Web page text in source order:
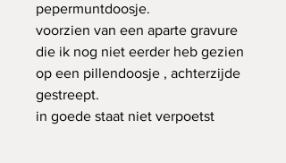
pepermuntdoosje.
voorzien van een aparte gravure
die ik nog niet eerder heb gezien
op een pillendoosje , achterzijde
gestreept.
in goede staat niet verpoetst